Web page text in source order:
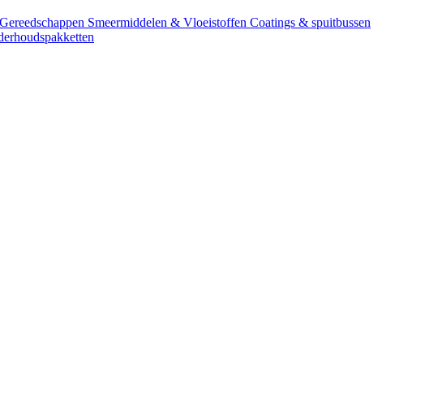
Gereedschappen Smeermiddelen & Vloeistoffen Coatings & spuitbussen